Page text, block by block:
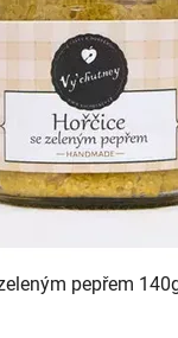
pepřem